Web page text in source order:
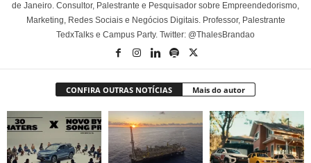
de Janeiro. Consultor, Palestrante e Pesquisador sobre Empreendedorismo,
Marketing, Redes Sociais e Negócios Digitais. Professor, Palestrante
TedxTalks e Campus Party. Twitter: @ThalesBrandao
CONFIRA OUTRAS NOTÍCIAS Mais do autor